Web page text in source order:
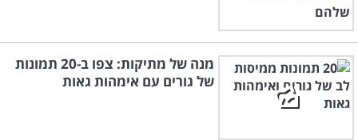
מנה של מתיקות: צפו ב-20 תמונות
של גורים עם אימהות גאות